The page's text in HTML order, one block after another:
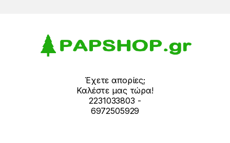
Έχετε απορίες;
Καλέστε μας τώρα!
2231033803 -
6972505929